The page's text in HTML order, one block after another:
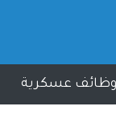
وظائف عسكرية